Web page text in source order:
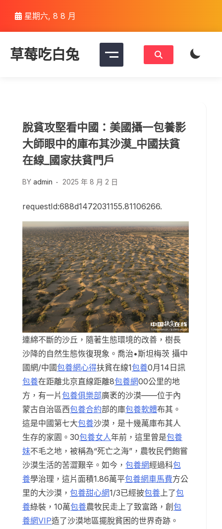
content
星期六, 8 8 月
草莓吃白兔
脫貧攻堅看中國：美國攝一包養影
大師眼中的庫布其沙漠_中國扶貧
在線_國家扶貧門戶
BY admin 2025 年 8 月 2 日
requestId:688d1472031155.81106266.
連綿不斷的沙丘，隨著生態環境的改善，樹長
沙降的自然生態恢復現象。喬治•斯坦梅茨 攝中
國網/中國包養網心得扶貧在線1包養0月14日訊
包養在距離北京直線距離8包養網00公里的地
方，有一片包養俱樂部廣袤的沙漠——位于內
蒙古自治區西包養合約部的庫包養軟體布其。
這是中國第七大包養沙漠，是十幾萬庫布其人
生存的家園。30包養女人年前，這里曾是包養
妹不毛之地，被稱為“死亡之海”，農牧民們飽嘗
沙漠生活的苦澀艱辛。如今， 包養網經過科包
養學治理，這片面積1.86萬平包養網車馬費方公
里的大沙漠， 包養甜心網1/3已經披包養上了包
養綠裝，10萬包養農牧民走上了致富路，創 包
養網VIP造了沙漠地區擺脫貧困的世界奇跡。